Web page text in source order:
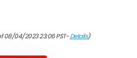
08/04/2023 23:06 PST-Details)